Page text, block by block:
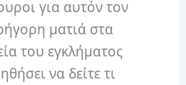
για αυτόν τον
ματιά στα
του εγκλήματος
να δείτε τι